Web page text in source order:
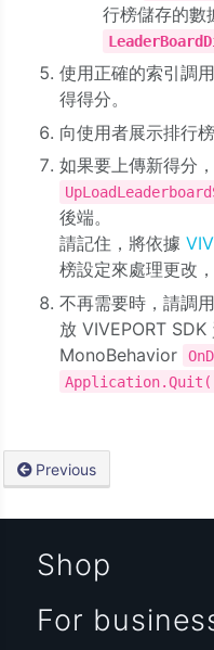
行榜儲存的數
使用正確的索引調用
得得分。
向使用者展示排行榜
如果要上傳新得分
後端。
請記住，將依據
榜設定來處理更改
不再需要時，請調用
放 VIVEPORT
MonoBehavior
Previous
Shop
For